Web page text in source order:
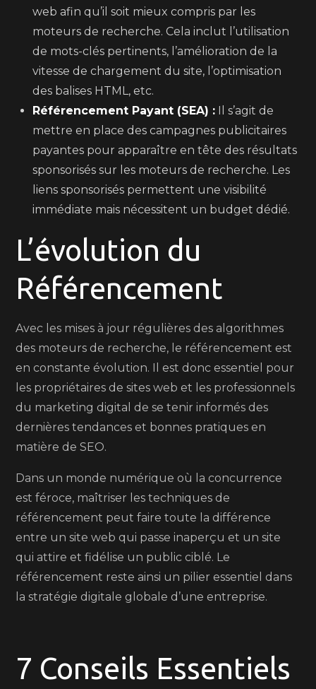
web afin qu’il soit mieux compris par les
moteurs de recherche. Cela inclut l’utilisation
de mots-clés pertinents, l’amélioration de la
vitesse de chargement du site, l’optimisation
des balises HTML, etc.
Référencement Payant (SEA) : Il s’agit de
mettre en place des campagnes publicitaires
payantes pour apparaître en tête des résultats
sponsorisés sur les moteurs de recherche. Les
liens sponsorisés permettent une visibilité
immédiate mais nécessitent un budget dédié.
L’évolution du
Référencement
Avec les mises à jour régulières des algorithmes
des moteurs de recherche, le référencement est
en constante évolution. Il est donc essentiel pour
les propriétaires de sites web et les professionnels
du marketing digital de se tenir informés des
dernières tendances et bonnes pratiques en
matière de SEO.
Dans un monde numérique où la concurrence
est féroce, maîtriser les techniques de
référencement peut faire toute la différence
entre un site web qui passe inaperçu et un site
qui attire et fidélise un public ciblé. Le
référencement reste ainsi un pilier essentiel dans
la stratégie digitale globale d’une entreprise.
7 Conseils Essentiels